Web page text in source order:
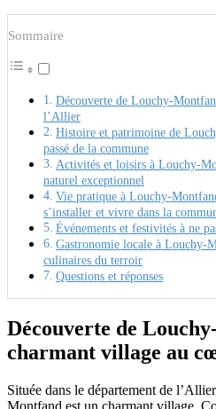
Sommaire
Découverte de Louchy-
l’Allier
Histoire et patrimoine de
passé de la commune
Activités et loisirs à Louchy-
naturel exceptionnel
Vie pratique à Louchy-
s’installer et vivre dans la
Événements et festivités à ne
Gastronomie locale à Louchy-
culinaires du terroir
Questions et réponses
Découverte de
charmant village au
Située dans le département de
Montfand est un charmant village.